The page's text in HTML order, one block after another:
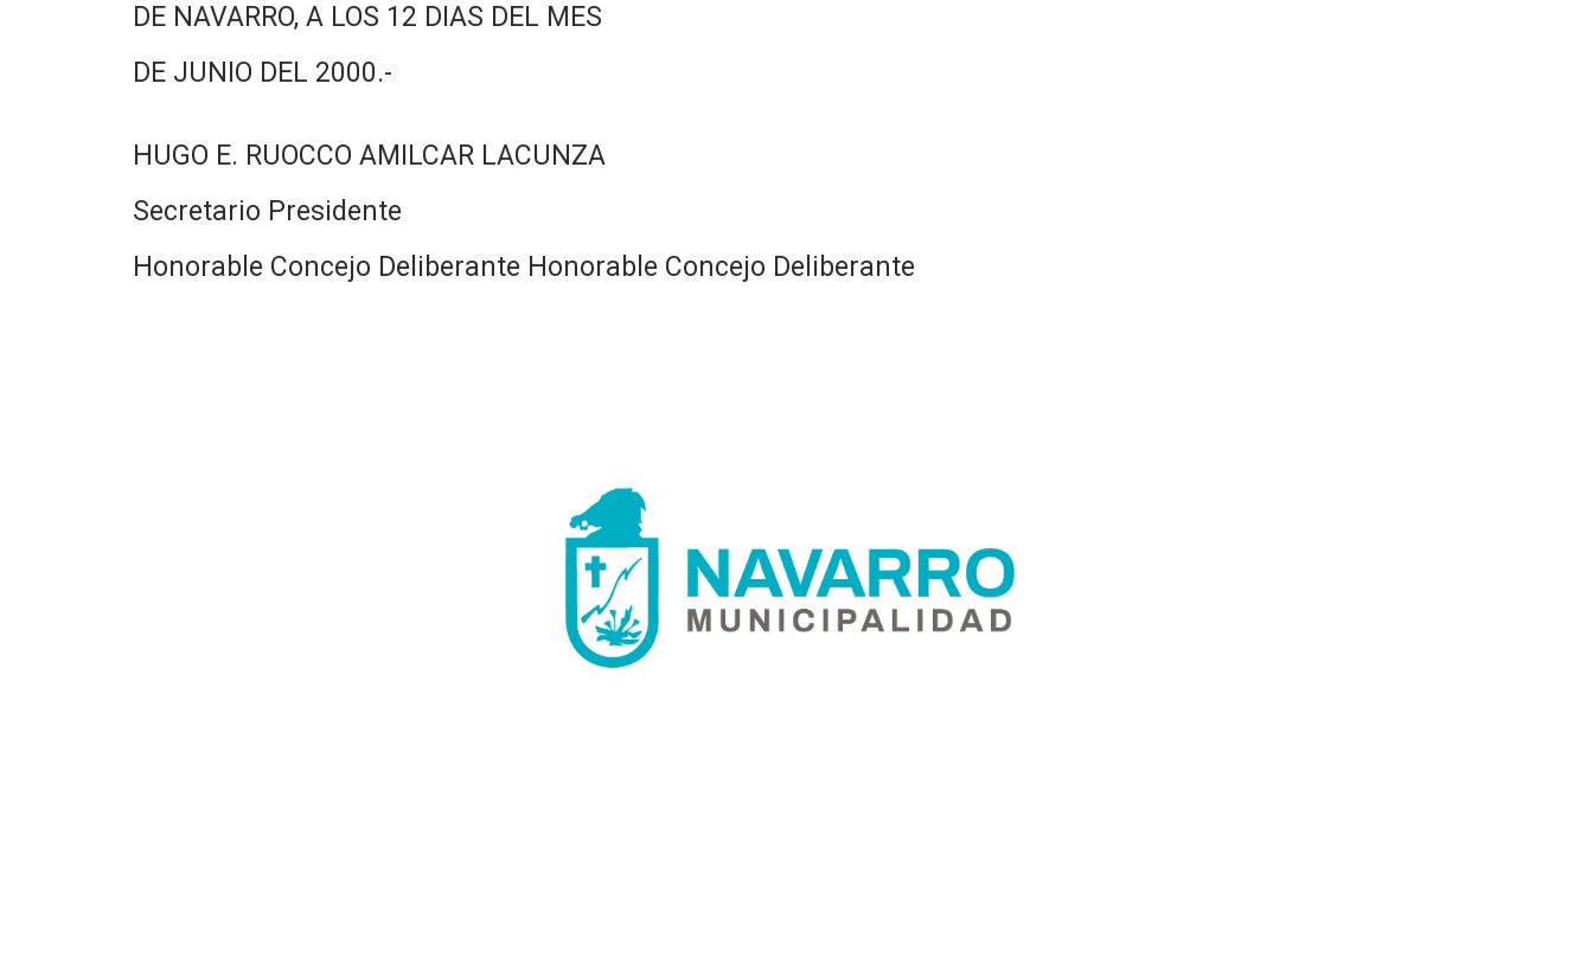
DE NAVARRO, A LOS 12 DIAS DEL MES
DE JUNIO DEL 2000.-
HUGO E. RUOCCO AMILCAR LACUNZA
Secretario Presidente
Honorable Concejo Deliberante Honorable Concejo Deliberante